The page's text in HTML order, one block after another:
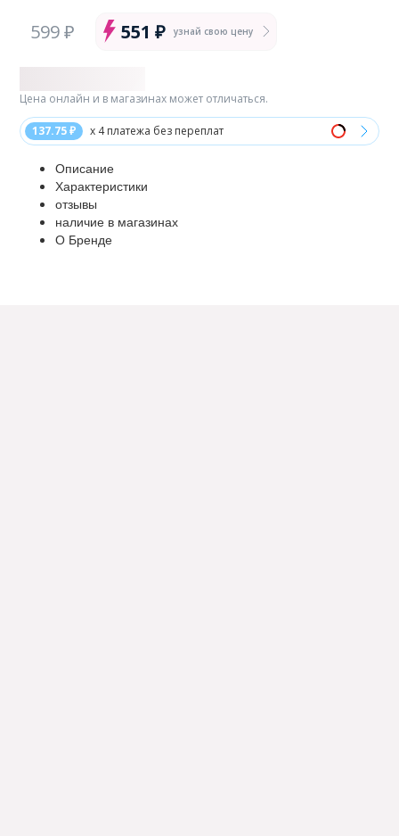
599 ₽ 551 ₽ узнай свою цену
137.75 ₽ x 4 платежа без переплат
Цена онлайн и в магазинах может отличаться.
Описание
Характеристики
отзывы
наличие в магазинах
О Бренде